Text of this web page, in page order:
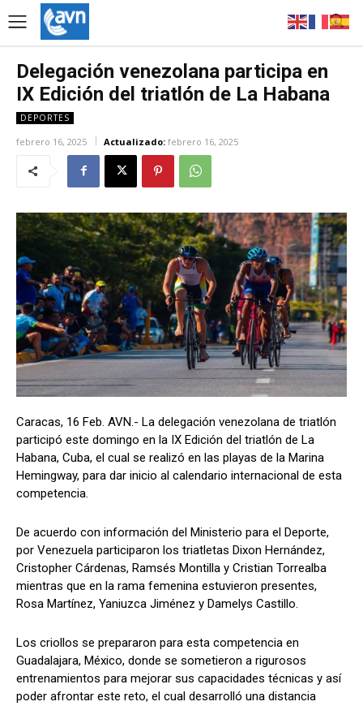
Delegación venezolana participa en
IX Edición del triatlón de La Habana
DEPORTES
febrero 16, 2025 Actualizado: febrero 16, 2025
Caracas, 16 Feb. AVN.- La delegación venezolana de triatlón
participó este domingo en la IX Edición del triatlón de La
Habana, Cuba, el cual se realizó en las playas de la Marina
Hemingway, para dar inicio al calendario internacional de esta
competencia.
De acuerdo con información del Ministerio para el Deporte,
por Venezuela participaron los triatletas Dixon Hernández,
Cristopher Cárdenas, Ramsés Montilla y Cristian Torrealba
mientras que en la rama femenina estuvieron presentes,
Rosa Martínez, Yaniuzca Jiménez y Damelys Castillo.
Los criollos se prepararon para esta competencia en
Guadalajara, México, donde se sometieron a rigurosos
entrenamientos para mejorar sus capacidades técnicas y así
poder afrontar este reto, el cual desarrolló una distancia